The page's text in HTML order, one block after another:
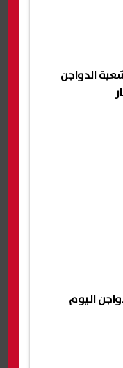
فقط.. شعبة الدواجن
اليوم